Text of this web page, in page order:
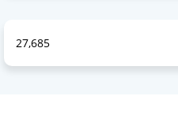
27,685